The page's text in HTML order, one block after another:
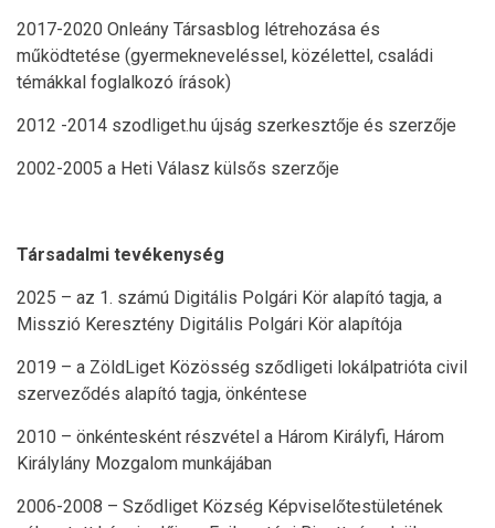
2017-2020 Onleány Társasblog létrehozása és
működtetése (gyermekneveléssel, közélettel, családi
témákkal foglalkozó írások)
2012 -2014 szodliget.hu újság szerkesztője és szerzője
2002-2005 a Heti Válasz külsős szerzője
Társadalmi tevékenység
2025 – az 1. számú Digitális Polgári Kör alapító tagja, a
Misszió Keresztény Digitális Polgári Kör alapítója
2019 – a ZöldLiget Közösség sződligeti lokálpatrióta civil
szerveződés alapító tagja, önkéntese
2010 – önkéntesként részvétel a Három Királyfi, Három
Királylány Mozgalom munkájában
2006-2008 – Sződliget Község Képviselőtestületének